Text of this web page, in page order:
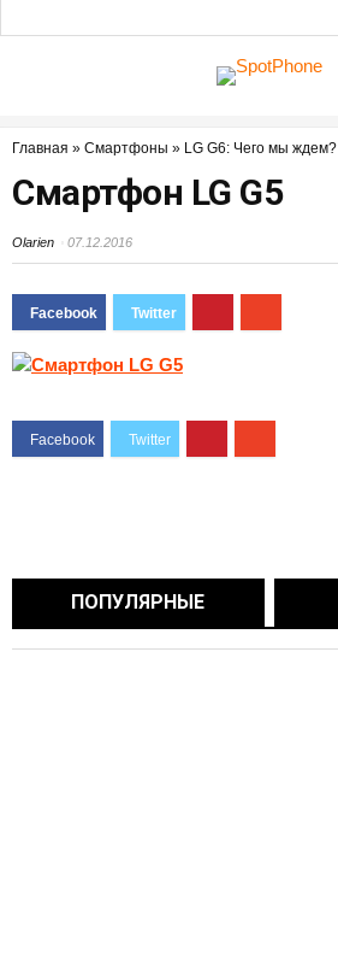
Главная » Смартфоны » LG G6: Чего мы ждем?
Смартфон LG G5
Olarien 07.12.2016
ПОПУЛЯРНЫЕ